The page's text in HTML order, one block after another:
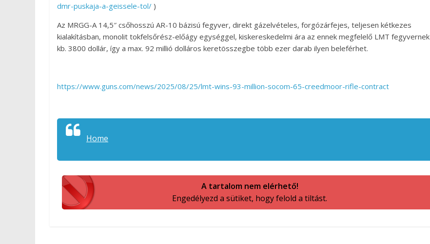
dmr-puskaja-a-geissele-tol/ )
Az MRGG-A 14,5″ csőhosszú AR-10 bázisú fegyver, direkt gázelvételes, forgózárfejes, teljesen kétkezes
kialakításban, monolit tokfelsőrész-előágy egységgel, kiskereskedelmi ára az ennek megfelelő LMT fegyvernek
kb. 3800 dollár, így a max. 92 millió dolláros keretösszegbe több ezer darab ilyen beleférhet.
https://www.guns.com/news/2025/08/25/lmt-wins-93-million-socom-65-creedmoor-rifle-contract
Home
A tartalom nem elérhető!
Engedélyezd a sütiket, hogy felold a tiltást.